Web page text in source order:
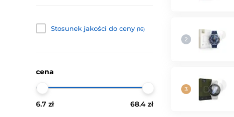
Stosunek jakości do ceny (16)
cena
6.7 zł 68.4 zł